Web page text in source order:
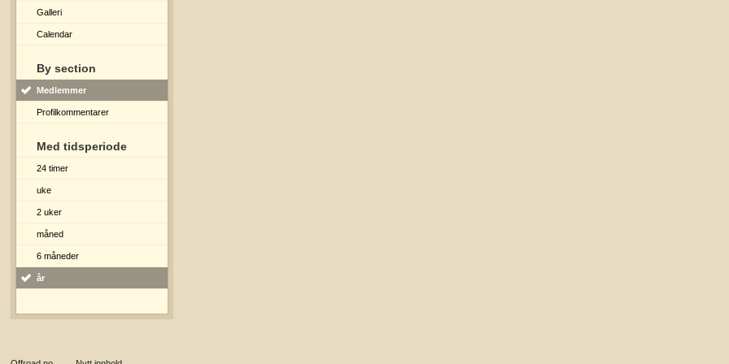
Galleri
Calendar
By section
Medlemmer
Profilkommentarer
Med tidsperiode
24 timer
uke
2 uker
måned
6 måneder
år